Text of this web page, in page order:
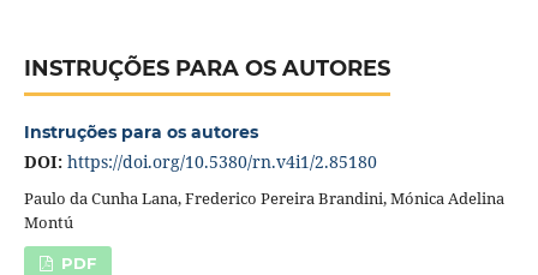
INSTRUÇÕES PARA OS AUTORES
Instruções para os autores
DOI: https://doi.org/10.5380/rn.v4i1/2.85180
Paulo da Cunha Lana, Frederico Pereira Brandini, Mónica Adelina
Montú
PDF